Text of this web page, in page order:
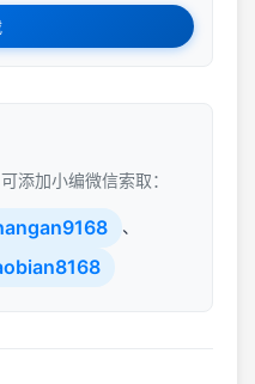
添加小编微信索取：
、